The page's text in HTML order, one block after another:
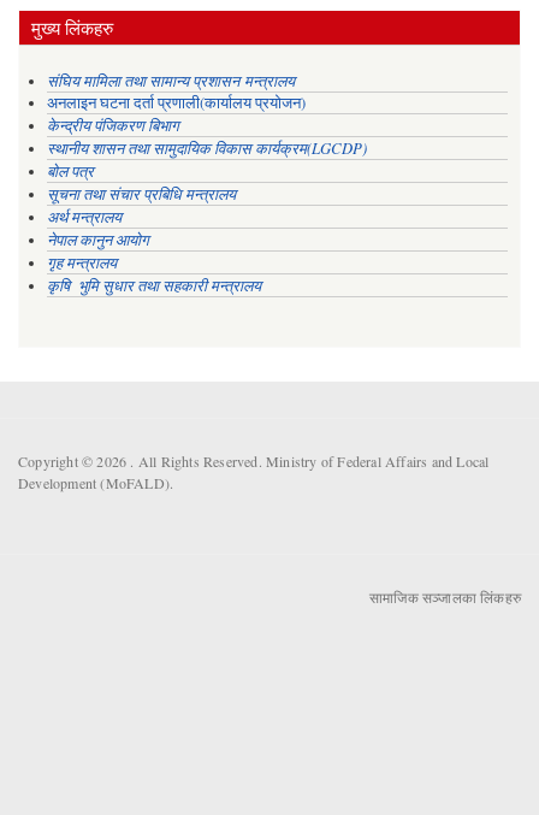
मुख्य लिंकहरु
संघिय मामिला तथा सामान्य प्रशासन मन्त्रालय
अनलाइन घटना दर्ता प्रणाली(कार्यालय प्रयोजन)
केन्द्रीय पंजिकरण बिभाग
स्थानीय शासन तथा सामुदायिक विकास कार्यक्रम(LGCDP)
बोल पत्र
सूचना तथा संचार प्रबिधि मन्त्रालय
अर्थ मन्त्रालय
नेपाल कानुन आयोग
गृह मन्त्रालय
कृषि भुमि सुधार तथा सहकारी मन्त्रालय
Copyright © 2026 . All Rights Reserved. Ministry of Federal Affairs and Local
Development (MoFALD).
सामाजिक सञ्जालका लिंकहरु